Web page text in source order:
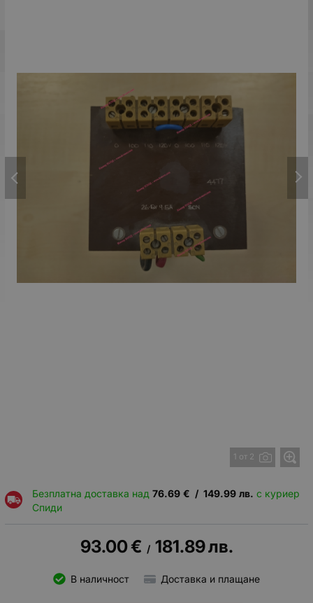
1 от 2
Безплатна доставка над 76.69 € / 149.99 лв. с куриер
Спиди
93.00€ / 181.89лв.
В наличност Доставка и плащане